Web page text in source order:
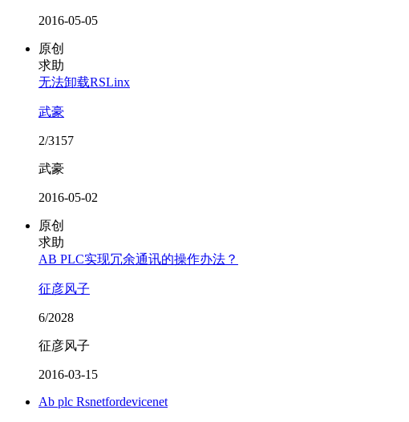
2016-05-05
原创
求助
无法卸载RSLinx
武豪
2/3157
武豪
2016-05-02
原创
求助
AB PLC实现冗余通讯的操作办法？
征彦风子
6/2028
征彦风子
2016-03-15
Ab plc Rsnetfordevicenet